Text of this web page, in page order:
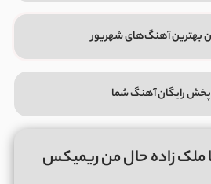
بهترین آهنگ‌های شهریور
پخش رایگان آهنگ شما
ملک زاده حال من ریمیکس